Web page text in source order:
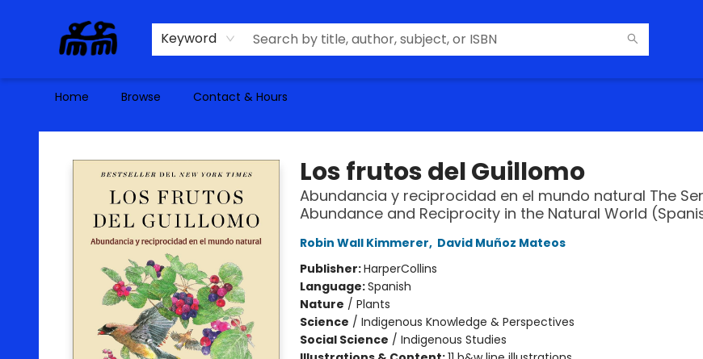
Keyword
Home Browse Contact & Hours
Alma Libre Bookstore
Los frutos del Guillomo
Abundancia y reciprocidad en el mundo natural The
Abundance and Reciprocity in the Natural World
Robin Wall Kimmerer, David Muñoz Mateos
Publisher:HarperCollins
Language:Spanish
Nature / Plants
Science / Indigenous Knowledge & Perspectives
Social Science / Indigenous Studies